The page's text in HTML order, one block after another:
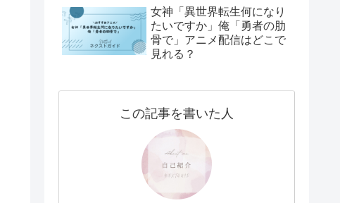
女神「異世界転生何になり
たいですか」俺「勇者の肋
骨で」アニメ配信はどこで
見れる？
この記事を書いた人